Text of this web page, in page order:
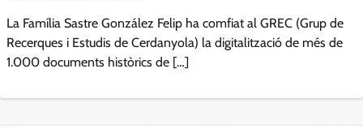
La Família Sastre González Felip ha comfiat al GREC (Grup de
Recerques i Estudis de Cerdanyola) la digitalització de més de
1.000 documents històrics de […]